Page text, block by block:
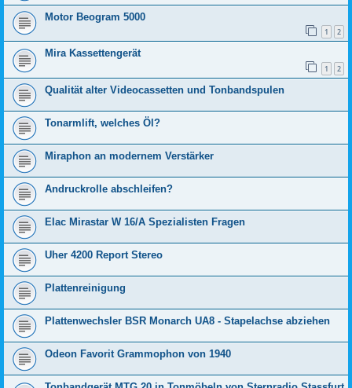
Motor Beogram 5000
1 2
Mira Kassettengerät
1 2
Qualität alter Videocassetten und Tonbandspulen
Tonarmlift, welches Öl?
Miraphon an modernem Verstärker
Andruckrolle abschleifen?
Elac Mirastar W 16/A Spezialisten Fragen
Uher 4200 Report Stereo
Plattenreinigung
Plattenwechsler BSR Monarch UA8 - Stapelachse abziehen
Odeon Favorit Grammophon von 1940